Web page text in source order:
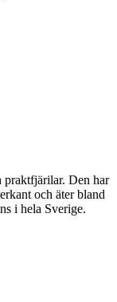
praktfjärilar. Den har
och äter bland
i hela Sverige.